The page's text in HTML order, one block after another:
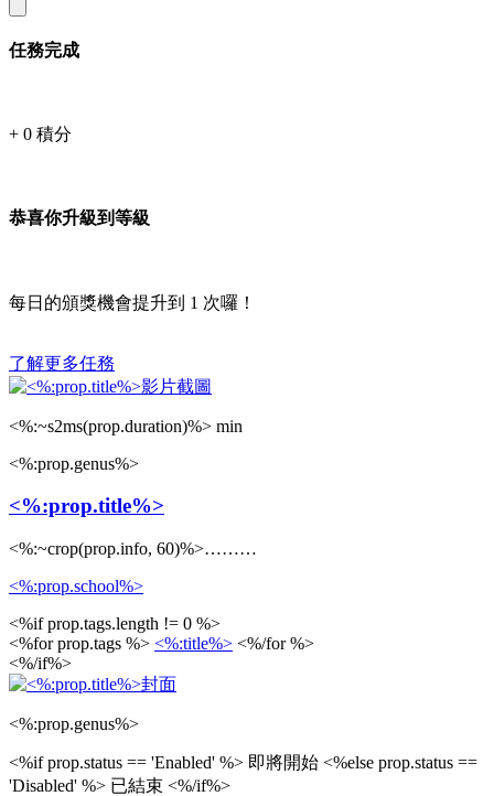
任務完成
+ 0 積分
恭喜你升級到等級
每日的頒獎機會提升到 1 次囉！
了解更多任務
<%:~s2ms(prop.duration)%> min
<%:prop.genus%>
<%:prop.title%>
<%:~crop(prop.info, 60)%>………
<%:prop.school%>
<%if prop.tags.length != 0 %>
<%for prop.tags %> <%:title%> <%/for %>
<%/if%>
<%:prop.genus%>
<%if prop.status == 'Enabled' %> 即將開始 <%else prop.status ==
'Disabled' %> 已結束 <%/if%>